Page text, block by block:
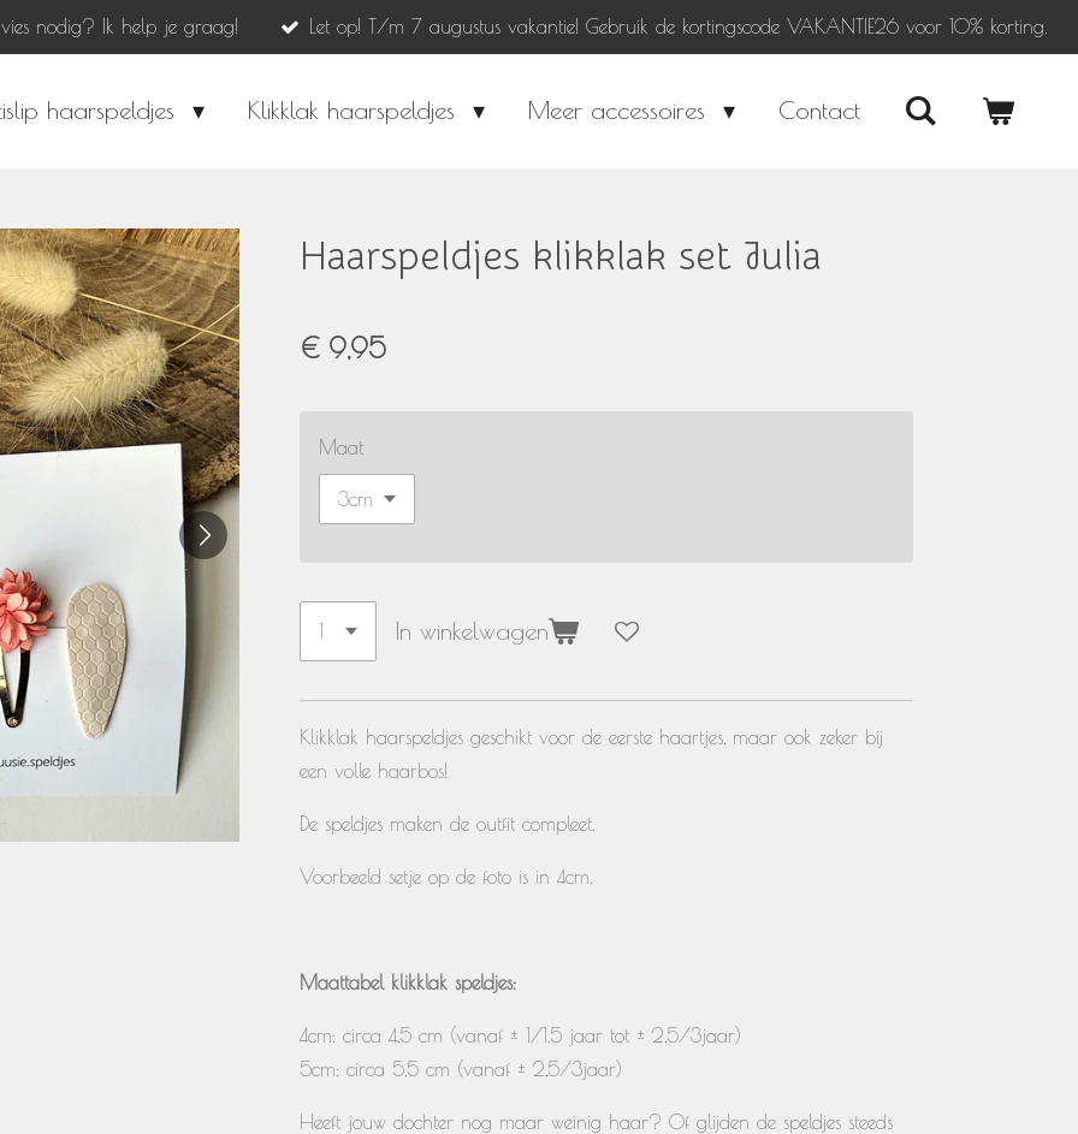
nodig? Ik help je graag! Let op! T/m 7 augustus vakantie! Gebruik de kortingscode VAKANTIE26 voor 10% korting.
haarspeldjes Klikklak haarspeldjes Meer accessoires Contact
Haarspeldjes klikklak set Julia
€ 9,95
Maat
In winkelwagen
Klikklak haarspeldjes geschikt voor de eerste haartjes, maar ook zeker bij
een volle haarbos!
De speldjes maken de outfit compleet.
Voorbeeld setje op de foto is in 4cm.
Maattabel klikklak speldjes:
4cm: circa 4,5 cm (vanaf ± 1/1,5 jaar tot ± 2,5/3jaar)
5cm: circa 5,5 cm (vanaf ± 2,5/3jaar)
Heeft jouw dochter nog maar weinig haar? Of glijden de speldjes steeds